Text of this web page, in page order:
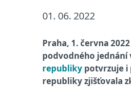
01. 06. 2022
Praha, 1. června
podvodného jednání
republiky potvrzuje i
republiky zjišťovala